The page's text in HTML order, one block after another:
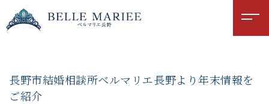
長野市結婚相談所ベルマリエ長野より年末情報を
ご紹介